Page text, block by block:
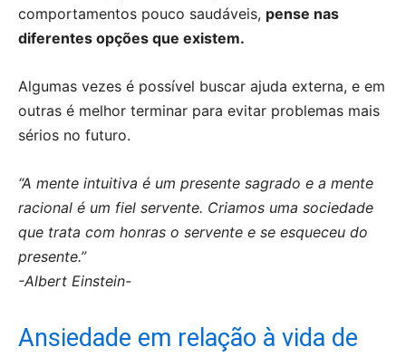
comportamentos pouco saudáveis, pense nas
diferentes opções que existem.
Algumas vezes é possível buscar ajuda externa, e em
outras é melhor terminar para evitar problemas mais
sérios no futuro.
“A mente intuitiva é um presente sagrado e a mente
racional é um fiel servente. Criamos uma sociedade
que trata com honras o servente e se esqueceu do
presente.”
-Albert Einstein-
Ansiedade em relação à vida de